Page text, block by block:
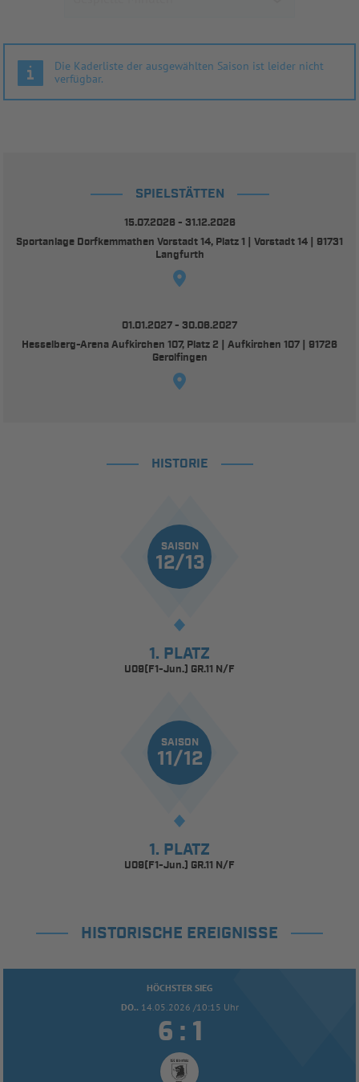
Die Kaderliste der ausgewählten Saison ist leider nicht
verfügbar.
SPIELSTÄTTEN
15.07.2026 - 31.12.2026
Sportanlage Dorfkemmathen Vorstadt 14, Platz 1 | Vorstadt 14 | 91731
Langfurth
01.01.2027 - 30.06.2027
Hesselberg-Arena Aufkirchen 107, Platz 2 | Aufkirchen 107 | 91726
Gerolfingen
HISTORIE
SAISON
12/13
1. PLATZ
U09(F1-Jun.) GR.11 N/F
SAISON
11/12
1. PLATZ
U09(F1-Jun.) GR.11 N/F
HISTORISCHE EREIGNISSE
HÖCHSTER SIEG
DO.. 14.05.2026 /10:15 Uhr
 : 